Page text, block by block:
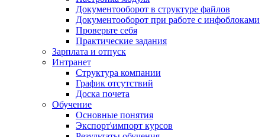
Документооборот в структуре файлов
Документооборот при работе с инфоблоками
Проверьте себя
Практические задания
Зарплата и отпуск
Интранет
Структура компании
График отсутствий
Доска почета
Обучение
Основные понятия
Экспорт\импорт курсов